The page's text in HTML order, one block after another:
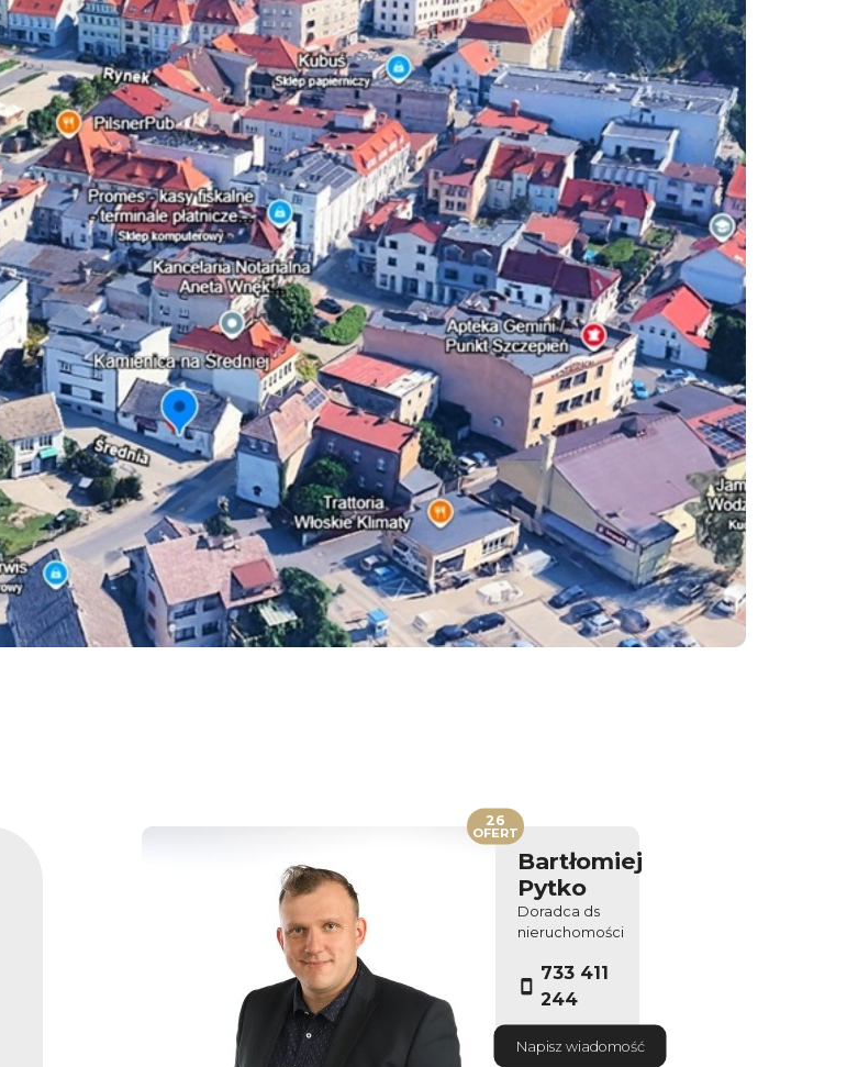
Bartłomiej
Pytko
Doradca ds
nieruchomości
733 411
244
Napisz wiadomość
26
OFERT